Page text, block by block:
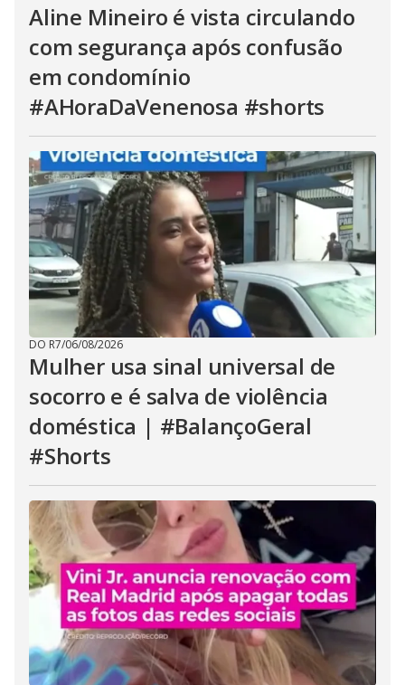
Aline Mineiro é vista circulando
com segurança após confusão
em condomínio
#AHoraDaVenenosa #shorts
DO R7/06/08/2026
Mulher usa sinal universal de
socorro e é salva de violência
doméstica | #BalançoGeral
#Shorts